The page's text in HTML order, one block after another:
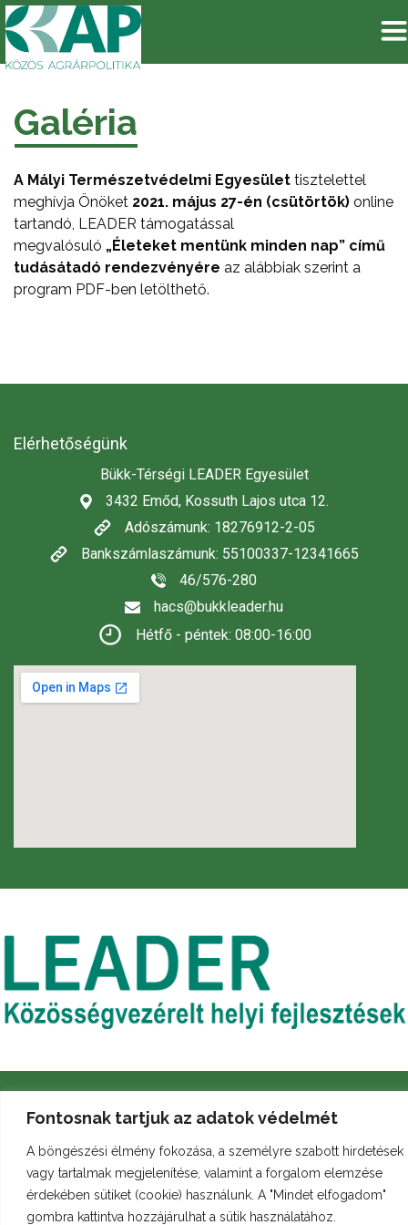
Fontosnak tartjuk az adatok védelmét
A böngészési élmény fokozása, a személyre szabott hirdetések
vagy tartalmak megjelenítése, valamint a forgalom elemzése
érdekében sütiket (cookie) használunk. A "Mindet elfogadom"
gombra kattintva hozzájárulhat a sütik használatához.
Galéria
A Mályi Természetvédelmi Egyesület tisztelettel
meghívja Önöket 2021. május 27-én (csütörtök) online
tartandó, LEADER támogatással
megvalósuló „Életeket mentünk minden nap” című
tudásátadó rendezvényére az alábbiak szerint a
program PDF-ben letölthető.
Elérhetőségünk
Bükk-Térségi LEADER Egyesület
3432 Emőd, Kossuth Lajos utca 12.
Adószámunk: 18276912-2-05
Bankszámlaszámunk: 55100337-12341665
46/576-280
hacs@bukkleader.hu
Hétfő - péntek: 08:00-16:00
Archívum Galéria Arculati kézikönyv